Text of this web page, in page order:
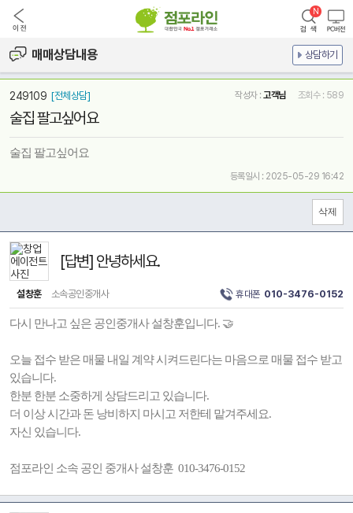
매매상담내용 상담하기
249109 [전체상담] 작성자 : 고객님 조회수 : 589
술집 팔고싶어요
술집 팔고싶어요
등록일시 : 2025-05-29 16:42
[답변] 안녕하세요.
설창훈 소속공인중개사 휴대폰 010-3476-0152
다시 만나고 싶은 공인중개사 설창훈입니다. 🤝
오늘 접수 받은 매물 내일 계약 시켜드린다는 마음으로 매물 접수 받고
있습니다.
한분 한분 소중하게 상담드리고 있습니다.
더 이상 시간과 돈 낭비하지 마시고 저한테 맡겨주세요.
자신 있습니다.
점포라인 소속 공인 중개사 설창훈 010-3476-0152